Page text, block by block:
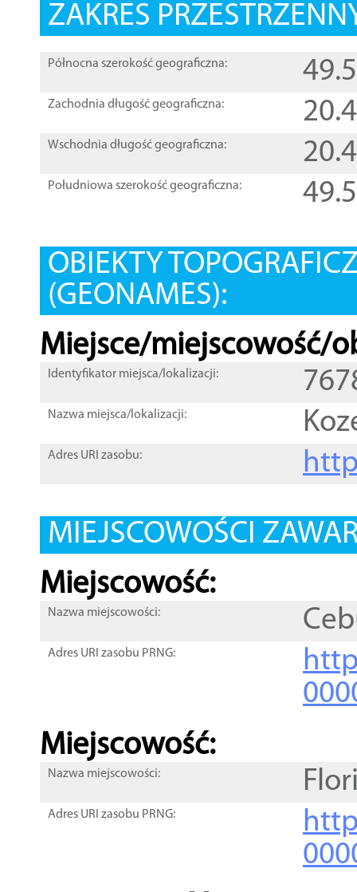
ZAKRES
Północna szerokość geograficzna:
Zachodnia długość geograficzna:
Wschodnia długość geograficzna:
Południowa szerokość geograficzna:
OBIEKTY
(GEONAMES):
Miejsce/miejscowość/
Identyfikator miejsca/lokalizacji:
Nazwa miejsca/lokalizacji:
Adres URI zasobu:
MIEJSCOWOŚCI
Miejscowość:
Nazwa miejscowości:
Adres URI zasobu PRNG:
Miejscowość:
Nazwa miejscowości:
Adres URI zasobu PRNG: